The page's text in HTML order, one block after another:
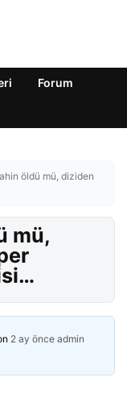
Forum
öldü mü, diziden
mü,
2 ay önce admin